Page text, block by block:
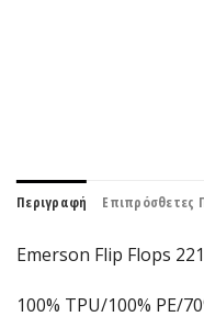
Περιγραφή Επιπρόσθετες
Emerson Flip Flops
100% TPU/100% PE/